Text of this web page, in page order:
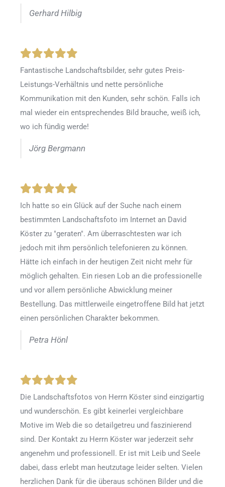
Gerhard Hilbig
Fantastische Landschaftsbilder, sehr gutes Preis-
Leistungs-Verhältnis und nette persönliche
Kommunikation mit den Kunden, sehr schön. Falls ich
mal wieder ein entsprechendes Bild brauche, weiß ich,
wo ich fündig werde!
Jörg Bergmann
Ich hatte so ein Glück auf der Suche nach einem
bestimmten Landschaftsfoto im Internet an David
Köster zu "geraten". Am überraschtesten war ich
jedoch mit ihm persönlich telefonieren zu können.
Hätte ich einfach in der heutigen Zeit nicht mehr für
möglich gehalten. Ein riesen Lob an die professionelle
und vor allem persönliche Abwicklung meiner
Bestellung. Das mittlerweile eingetroffene Bild hat jetzt
einen persönlichen Charakter bekommen.
Petra Hönl
Die Landschaftsfotos von Herrn Köster sind einzigartig
und wunderschön. Es gibt keinerlei vergleichbare
Motive im Web die so detailgetreu und faszinierend
sind. Der Kontakt zu Herrn Köster war jederzeit sehr
angenehm und professionell. Er ist mit Leib und Seele
dabei, dass erlebt man heutzutage leider selten. Vielen
herzlichen Dank für die überaus schönen Bilder und die